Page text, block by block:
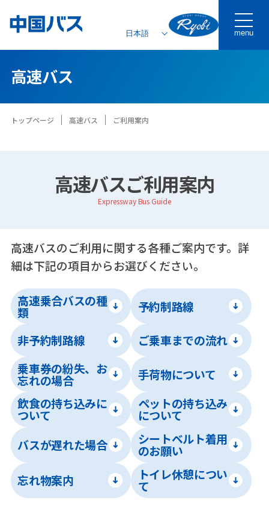
menu
高速バス
トップページ 高速バス ご利用案内
高速バスご利用案内
Expressway Bus Guide
高速バスのご利用に関する各種ご案内です。詳
細は下記の項目からお選びください。
高速乗合バスの種
類 予約制路線
非予約制路線
ご乗車までの流れ
乗車券の紛失、お
忘れの場合
手荷物について
飲食の持ち込みに
ついて
ペットの持ち込み
について
バスが遅れた場合
シートベルト着用
のお願い
忘れ物案内
トイレ休憩につい
て